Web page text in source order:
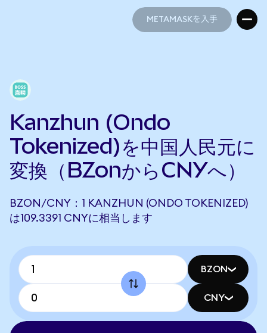
METAMASKを入手
Kanzhun (Ondo
Tokenized)を中国人民元に
変換（BZonからCNYへ）
BZON/CNY：1 KANZHUN (ONDO TOKENIZED)
は109.3391 CNYに相当します
BZON
CNY